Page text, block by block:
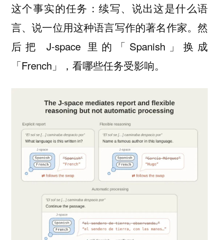
这个事实的任务：续写、说出这是什么语
言、说一位用这种语言写作的著名作家。然
后把 J-space 里的「Spanish」换成
「French」，看哪些任务受影响。